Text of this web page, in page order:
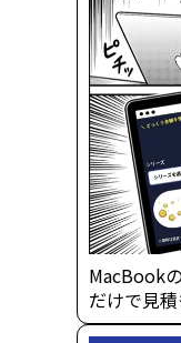
MacBook
だけで見積